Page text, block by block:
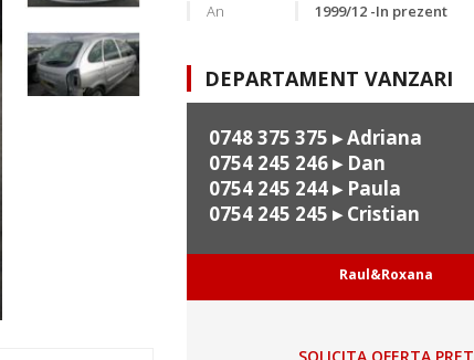
An
1999/12 -In prezent
DEPARTAMENT VANZARI
0748 375 375 ▸ Adriana
0754 245 246▸ Dan
0754 245 244▸ Paula
0754 245 245 ▸ Cristian
Raul&Roxana